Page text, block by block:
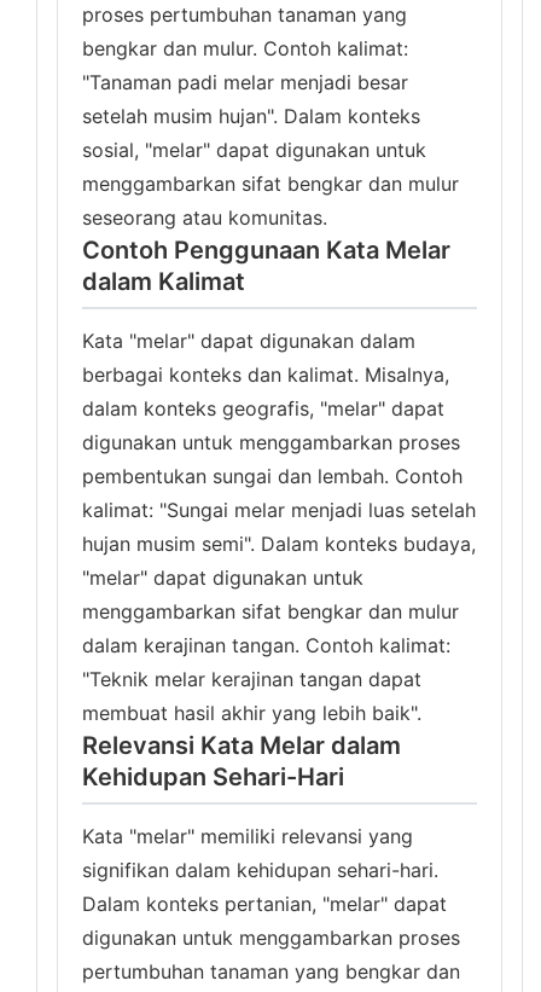
proses pertumbuhan tanaman yang
bengkar dan mulur. Contoh kalimat:
"Tanaman padi melar menjadi besar
setelah musim hujan". Dalam konteks
sosial, "melar" dapat digunakan untuk
menggambarkan sifat bengkar dan mulur
seseorang atau komunitas.
Contoh Penggunaan Kata Melar
dalam Kalimat
Kata "melar" dapat digunakan dalam
berbagai konteks dan kalimat. Misalnya,
dalam konteks geografis, "melar" dapat
digunakan untuk menggambarkan proses
pembentukan sungai dan lembah. Contoh
kalimat: "Sungai melar menjadi luas setelah
hujan musim semi". Dalam konteks budaya,
"melar" dapat digunakan untuk
menggambarkan sifat bengkar dan mulur
dalam kerajinan tangan. Contoh kalimat:
"Teknik melar kerajinan tangan dapat
membuat hasil akhir yang lebih baik".
Relevansi Kata Melar dalam
Kehidupan Sehari-Hari
Kata "melar" memiliki relevansi yang
signifikan dalam kehidupan sehari-hari.
Dalam konteks pertanian, "melar" dapat
digunakan untuk menggambarkan proses
pertumbuhan tanaman yang bengkar dan